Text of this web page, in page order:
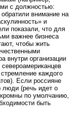
с должностью:
внимание на
и
показали, что для
важнее бизнеса
чтобы жить
внутри организации
каждого
Если россияне
люди (речь идет о
по умолчанию,
быть